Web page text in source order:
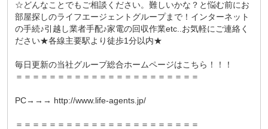
☆どんなことでもご相談ください。難しいかな？と悩む前にお
部屋探しのライフエージェントグループまで！インターネット
の手続♪引越し業者手配♪家電の回収作業etc..お気軽にご連絡く
ださい★各線主要駅より徒歩1分以内★
毎日更新の当社グループ総合ホームページはこちら！！！
＝＝＝＝＝＝＝＝＝＝＝＝＝＝＝＝＝＝＝＝＝＝
PC→→→ http://www.life-agents.jp/
＝＝＝＝＝＝＝＝＝＝＝＝＝＝＝＝＝＝＝＝＝＝